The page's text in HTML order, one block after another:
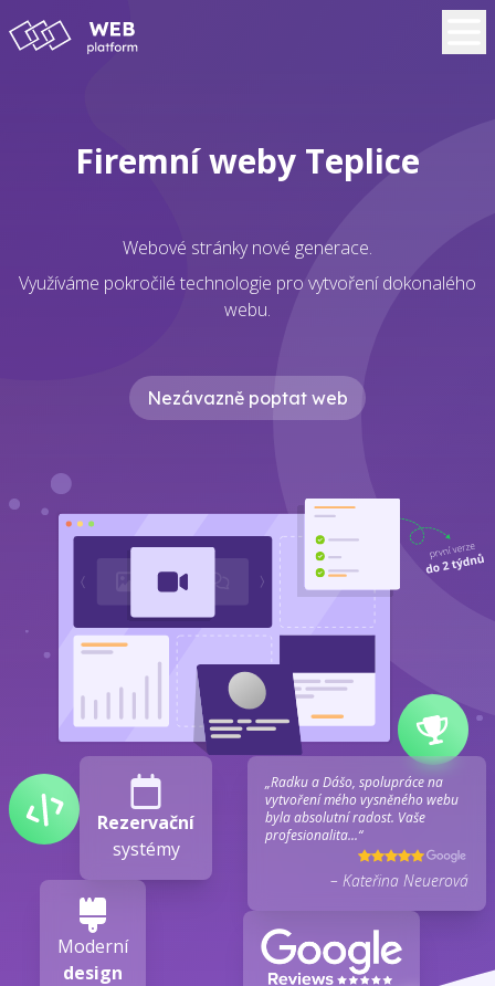
Firemní weby Teplice
Webové stránky nové generace.
Využíváme pokročilé technologie pro vytvoření dokonalého
webu.
Nezávazně poptat web
Rezervační
systémy
Moderní
design
„Radku a Dášo, spolupráce na
vytvoření mého vysněného webu
byla absolutní radost. Vaše
profesionalita...“
– Kateřina Neuerová